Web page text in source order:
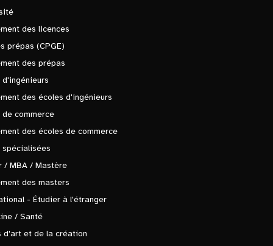
des licences
prépas (CPGE)
des prépas
d'ingénieurs
des écoles d'ingénieurs
de commerce
des écoles de commerce
spécialisées
/ MBA / Mastère
des masters
- Étudier à l'étranger
/ Santé
d'art et de la création